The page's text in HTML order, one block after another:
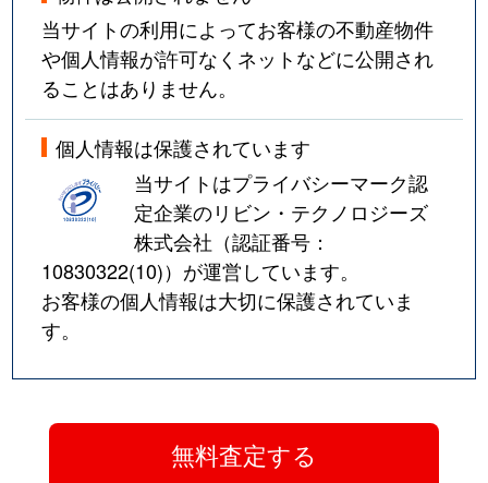
当サイトの利用によってお客様の不動産物件
や個人情報が許可なくネットなどに公開され
ることはありません。
個人情報は保護されています
当サイトはプライバシーマーク認
定企業のリビン・テクノロジーズ
株式会社（認証番号：
10830322(10)）が運営しています。
お客様の個人情報は大切に保護されていま
す。